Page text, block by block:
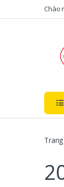
Skip to navigation
Skip to contentChào